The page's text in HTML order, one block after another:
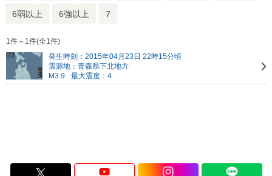
6弱以上 6強以上 7
1件～1件(全1件)
発生時刻：2015年04月23日 22時15分頃
震源地：青森県下北地方
M3.9
最大震度：4